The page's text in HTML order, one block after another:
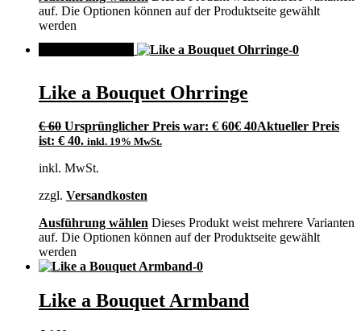
auf. Die Optionen können auf der Produktseite gewählt
werden
Like a Bouquet Ohrringe
€60 Ursprünglicher Preis war: € 60€ 40Aktueller Preis
ist: € 40. inkl. 19% MwSt.
inkl. MwSt.
zzgl. Versandkosten
Ausführung wählen Dieses Produkt weist mehrere Varianten
auf. Die Optionen können auf der Produktseite gewählt
werden
Like a Bouquet Armband